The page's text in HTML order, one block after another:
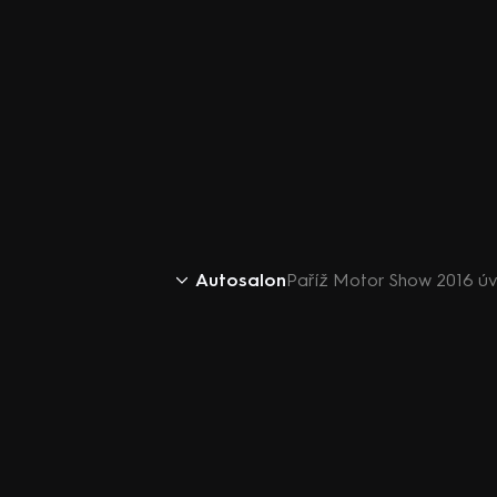
AutosalonPaříž Motor Show 2016